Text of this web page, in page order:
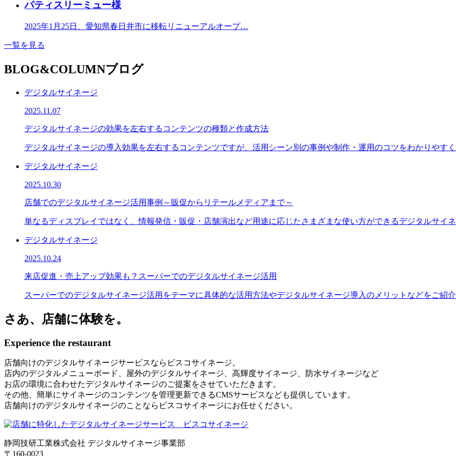
パティスリーミュー様
2025年1月25日、愛知県春日井市に移転リニューアルオープ…
一覧を見る
BLOG&COLUMNブログ
デジタルサイネージ
2025.11.07
デジタルサイネージの効果を左右するコンテンツの種類と作成方法
デジタルサイネージの導入効果を左右するコンテンツですが、活用シーン別の事例や制作・運用のコツをわかりやすく
デジタルサイネージ
2025.10.30
店舗でのデジタルサイネージ活用事例～販促からリテールメディアまで～
単なるディスプレイではなく、情報発信・販促・店舗演出など用途に応じたさまざまな使い方ができるデジタルサイ
デジタルサイネージ
2025.10.24
来店促進・売上アップ効果も？スーパーでのデジタルサイネージ活用
スーパーでのデジタルサイネージ活用をテーマに具体的な活用方法やデジタルサイネージ導入のメリットなどをご紹介
さあ、店舗に体験を。
Experience the restaurant
店舗向けのデジタルサイネージサービスならビスコサイネージ。
店内のデジタルメニューボード、屋外のデジタルサイネージ、高輝度サイネージ、防水サイネージなど
お店の環境に合わせたデジタルサイネージのご提案をさせていただきます。
その他、簡単にサイネージのコンテンツを管理更新できるCMSサービスなども提供しています。
店舗向けのデジタルサイネージのことならビスコサイネージにお任せください。
静岡技研工業株式会社 デジタルサイネージ事業部
〒160-0023